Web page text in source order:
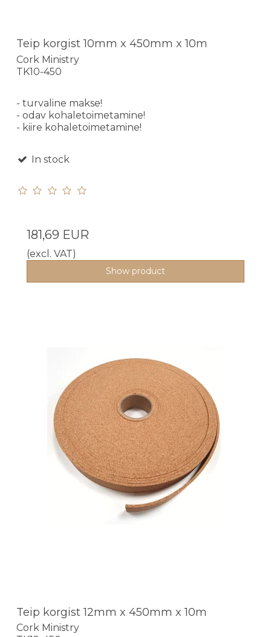
Teip korgist 10mm x 450mm x 10m
Cork Ministry
TK10-450
- turvaline makse!
- odav kohaletoimetamine!
- kiire kohaletoimetamine!
In stock
181,69 EUR
(excl. VAT)
Show product
Teip korgist 12mm x 450mm x 10m
Cork Ministry